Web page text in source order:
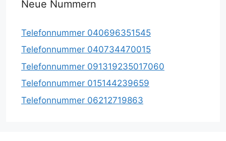
Neue Nummern
Telefonnummer 040696351545
Telefonnummer 040734470015
Telefonnummer 091319235017060
Telefonnummer 015144239659
Telefonnummer 06212719863